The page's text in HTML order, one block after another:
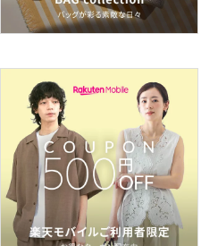
メイク道具・美容器具
コフレ・キット・セット
食器・調理器具・キッチ
ン用品
インテリア・生活雑貨
スマホグッズ・オーディ
オ機器